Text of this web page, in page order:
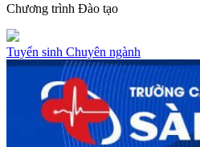
Chương trình Đào tạo
Tuyển sinh Chuyên ngành